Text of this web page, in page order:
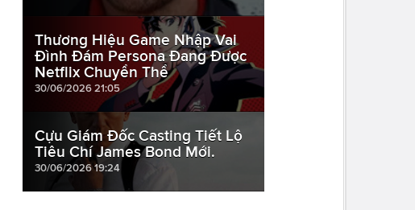
Thương Hiệu Game Nhập Vai
Đình Đám Persona Đang Được
Netflix Chuyển Thể
30/06/2026 21:05
Cựu Giám Đốc Casting Tiết Lộ
Tiêu Chí James Bond Mới.
30/06/2026 19:24